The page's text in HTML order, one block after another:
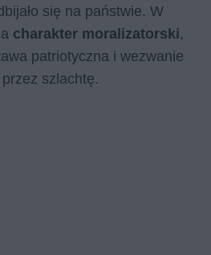
się na państwie. W
charakter moralizatorski,
patriotyczna i wezwanie
szlachtę.